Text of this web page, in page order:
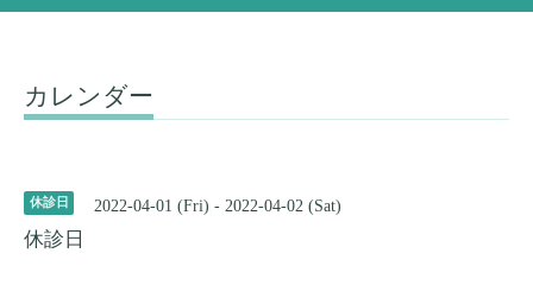
カレンダー
休診日 2022-04-01 (Fri) - 2022-04-02 (Sat)
休診日